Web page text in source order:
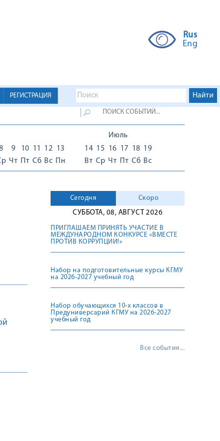
Rus
Eng
РЕГИСТРАЦИЯ
9
Чт
10
Пт
11
Сб
12
Вс
13
Пн
Июль
14
Вт
15
Ср
16
Чт
17
Пт
18
Сб
19
Вс
Сегодня
Скоро
СУББОТА, 08, АВГУСТ 2026
ПРИГЛАШАЕМ ПРИНЯТЬ УЧАСТИЕ В
МЕЖДУНАРОДНОМ КОНКУРСЕ «ВМЕСТЕ
ПРОТИВ КОРРУПЦИИ!»
Набор на подготовительные курсы КГМУ
на 2026-2027 учебный год
Набор обучающихся 10-х классов в
Предуниверсарий КГМУ на 2026-2027
учебный год
Все события...